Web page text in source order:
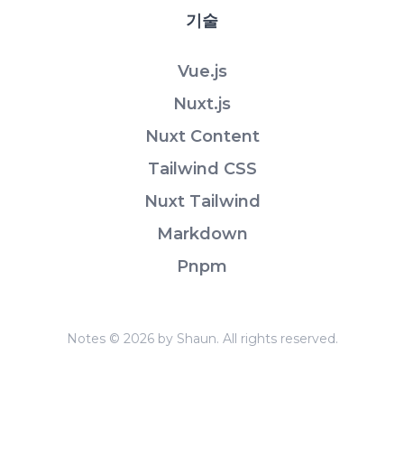
기술
Vue.js
Nuxt.js
Nuxt Content
Tailwind CSS
Nuxt Tailwind
Markdown
Pnpm
Notes © 2026 by Shaun. All rights reserved.